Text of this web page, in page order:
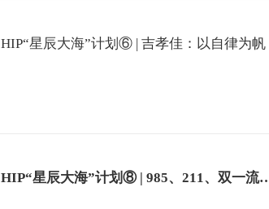
HIP“星辰大海”计划⑥ | 吉孝佳：以自律为
HIP“星辰大海”计划⑧ | 985、211、双一流